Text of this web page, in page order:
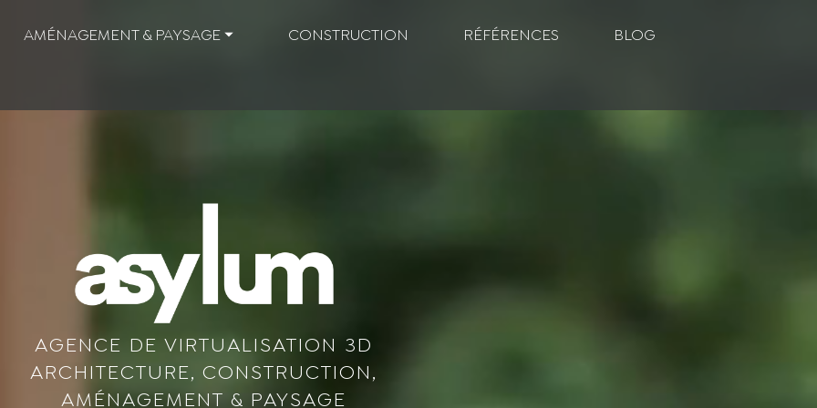
AMÉNAGEMENT & PAYSAGE ⏷ CONSTRUCTION RÉFÉRENCES BLOG
AGENCE DE VIRTUALISATION 3D
ARCHITECTURE, CONSTRUCTION,
AMÉNAGEMENT & PAYSAGE